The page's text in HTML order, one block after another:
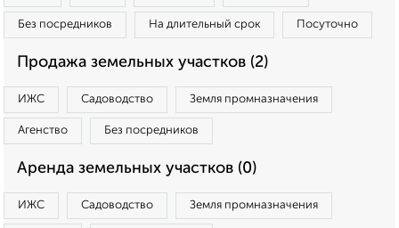
Без посредников На длительный срок Посуточно
Продажа земельных участков (2)
ИЖС Садоводство Земля промназначения
Агенство Без посредников
Аренда земельных участков (0)
ИЖС Садоводство Земля промназначения